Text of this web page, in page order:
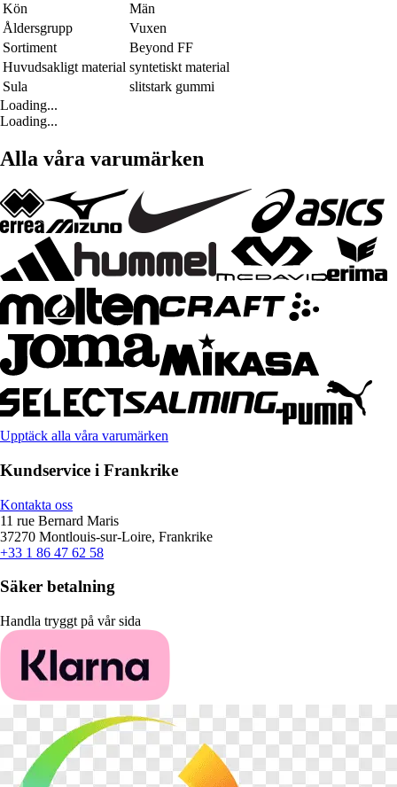
Kön
Män
Åldersgrupp
Vuxen
Sortiment
Beyond FF
Huvudsakligt material syntetiskt material
Sula
slitstark gummi
Loading...
Loading...
Alla våra varumärken
Upptäck alla våra varumärken
Kundservice i Frankrike
Kontakta oss
11 rue Bernard Maris
37270 Montlouis-sur-Loire, Frankrike
+33 1 86 47 62 58
Säker betalning
Handla tryggt på vår sida